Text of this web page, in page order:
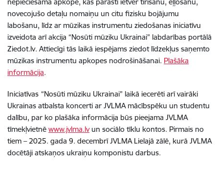
novecojušo detaļu nomaiņu un citu fizisku bojājumu
labošanu, līdz ar mūzikas instrumentu ziedošanas iniciatīvu
izveidota arī akcija “Nosūti mūziku Ukrainai” labdarības portālā
Ziedot.lv. Attiecīgi tās laikā iespējams ziedot līdzekļus saņemto
mūzikas instrumentu apkopes nodrošināšanai. Plašāka
informācija.
Iniciatīvas “Nosūti mūziku Ukrainai” laikā iecerēti arī vairāki
Ukrainas atbalsta koncerti ar JVLMA mācībspēku un studentu
dalību, par ko plašāka informācija būs pieejama JVLMA
tīmekļvietnē www.jvlma.lvun sociālo tīklu kontos. Pirmais no
tiem – 2025. gada 9. decembrī JVLMA Lielajā zālē, kurā JVLMA
docētāji atskaņos ukraiņu komponistu darbus.